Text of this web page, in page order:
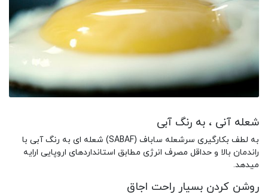
شعله آنی ، به رنگ آبی
به لطف بکارگیری سرشعله ساباف (SABAF) شعله ای به رنگ آبی با
راندمان بالا و حداقل مصرف انرژی مطابق استانداردهای اروپایی ارایه
میدهد.
روشن کردن بسیار راحت اجاق